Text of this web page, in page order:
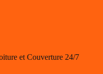
et Couverture 24/7